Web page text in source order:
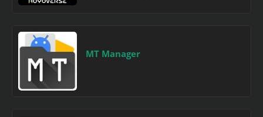
MT Manager